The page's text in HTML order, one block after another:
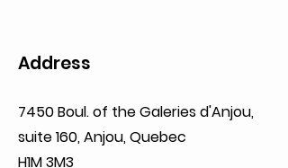
Address
7450 Boul. of the Galeries d'Anjou,
suite 160,Anjou, Quebec
H1M 3M3